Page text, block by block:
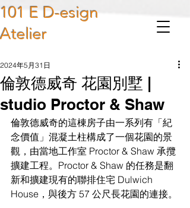
101 E D-esign
Atelier
倫敦德威奇 花園別墅 |
studio Proctor & Shaw
2024年5月31日
倫敦德威奇的這棟房子由一系列有「紀
念價值」混凝土柱構成了一個花園的景
觀，由當地工作室 Proctor & Shaw 承攬
擴建工程。Proctor & Shaw 的任務是翻
新和擴建現有的聯排住宅 Dulwich
House，與後方 57 公尺長花園的連接。